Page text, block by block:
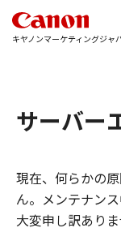
キヤノンマーケティングジャ
サーバー
現在、何らかの
ん。メンテナン
大変申し訳あり